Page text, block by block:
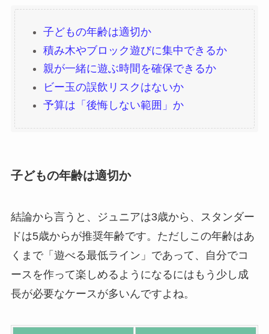
子どもの年齢は適切か
積み木やブロック遊びに集中できるか
親が一緒に遊ぶ時間を確保できるか
ビー玉の誤飲リスクはないか
予算は「後悔しない範囲」か
子どもの年齢は適切か
結論から言うと、ジュニアは3歳から、スタンダー
ドは5歳からが推奨年齢です。ただしこの年齢はあ
くまで「遊べる最低ライン」であって、自分でコ
ースを作って楽しめるようになるにはもう少し成
長が必要なケースが多いんですよね。